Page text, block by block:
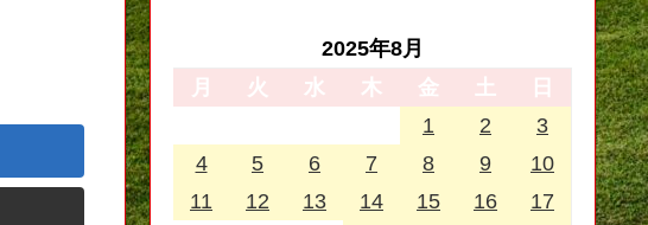
2025年8月
月
火 水 木 金 土
日
1
2
3
4
5 6 7 8 9
10
11
12 13 14 15 16
17